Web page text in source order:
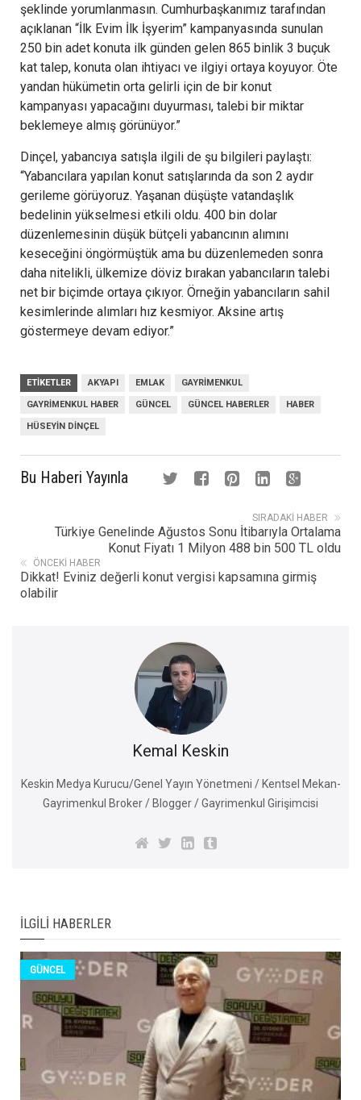
şeklinde yorumlanmasın. Cumhurbaşkanımız tarafından
açıklanan “İlk Evim İlk İşyerim” kampanyasında sunulan
250 bin adet konuta ilk günden gelen 865 binlik 3 buçuk
kat talep, konuta olan ihtiyacı ve ilgiyi ortaya koyuyor. Öte
yandan hükümetin orta gelirli için de bir konut
kampanyası yapacağını duyurması, talebi bir miktar
beklemeye almış görünüyor.”
Dinçel, yabancıya satışla ilgili de şu bilgileri paylaştı:
“Yabancılara yapılan konut satışlarında da son 2 aydır
gerileme görüyoruz. Yaşanan düşüşte vatandaşlık
bedelinin yükselmesi etkili oldu. 400 bin dolar
düzenlemesinin düşük bütçeli yabancının alımını
keseceğini öngörmüştük ama bu düzenlemeden sonra
daha nitelikli, ülkemize döviz bırakan yabancıların talebi
net bir biçimde ortaya çıkıyor. Örneğin yabancıların sahil
kesimlerinde alımları hız kesmiyor. Aksine artış
göstermeye devam ediyor.”
ETIKETLER AKYAPI EMLAK GAYRIMENKUL
GAYRIMENKUL HABER GÜNCEL GÜNCEL HABERLER HABER
HÜSEYIN DINÇEL
Bu Haberi Yayınla
SIRADAKI HABER
Türkiye Genelinde Ağustos Sonu İtibarıyla Ortalama
Konut Fiyatı 1 Milyon 488 bin 500 TL oldu
ÖNCEKI HABER
Dikkat! Eviniz değerli konut vergisi kapsamına girmiş
olabilir
Kemal Keskin
Keskin Medya Kurucu/Genel Yayın Yönetmeni / Kentsel Mekan-
Gayrimenkul Broker / Blogger / Gayrimenkul Girişimcisi
İLGILI HABERLER
GÜNCEL